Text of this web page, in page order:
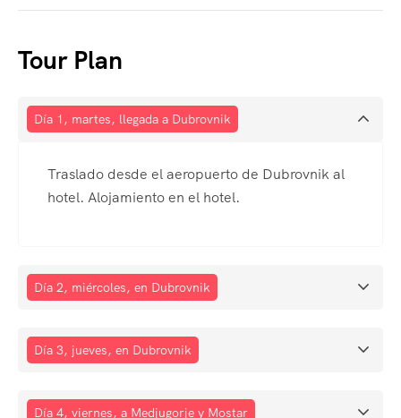
Tour Plan
Día 1, martes, llegada a Dubrovnik
Traslado desde el aeropuerto de Dubrovnik al
hotel. Alojamiento en el hotel.
Día 2, miércoles, en Dubrovnik
Día 3, jueves, en Dubrovnik
Día 4, viernes, a Medjugorje y Mostar